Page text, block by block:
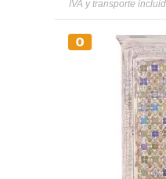
IVA y transporte